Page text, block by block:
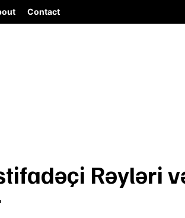
Contact
Rəyləri